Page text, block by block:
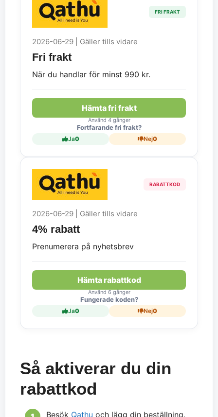
FRI FRAKT
2026-06-29 | Gäller tills vidare
Fri frakt
När du handlar för minst 990 kr.
Hämta fri frakt
Använd 4 gånger
Fortfarande fri frakt?
Ja0 Nej0
RABATTKOD
2026-06-29 | Gäller tills vidare
4% rabatt
Prenumerera på nyhetsbrev
Hämta rabattkod
Använd 6 gånger
Fungerade koden?
Ja0 Nej0
Så aktiverar du din
rabattkod
Besök Qathu och lägg din beställning.